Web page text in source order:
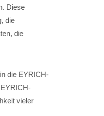
Diese
die
die
die EYRICH-
vieler